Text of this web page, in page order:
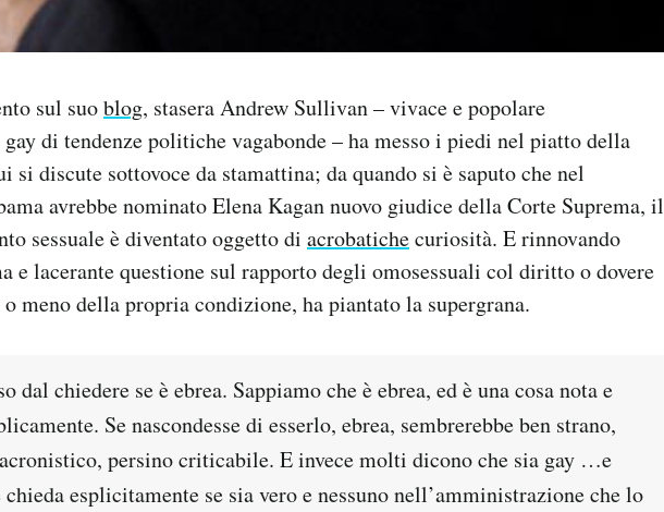
sul suoblog, stasera Andrew Sullivan – vivace e popolare
di tendenze politiche vagabonde – ha messo i piedi nel piatto della
si discute sottovoce da stamattina; da quando si è saputo che nel
avrebbe nominato Elena Kagan nuovo giudice della Corte Suprema, il
sessuale è diventato oggetto di acrobatichecuriosità. E rinnovando
e lacerante questione sul rapporto degli omosessuali col diritto o dovere
meno della propria condizione, ha piantato la supergrana.
dal chiedere se è ebrea. Sappiamo che è ebrea, ed è una cosa nota e
Se nascondesse di esserlo, ebrea, sembrerebbe ben strano,
persino criticabile. E invece molti dicono che sia gay …e
chieda esplicitamente se sia vero e nessuno nell’amministrazione che lo